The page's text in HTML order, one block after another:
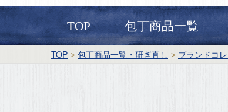
TOP 包丁商品一覧
TOP 包丁商品一覧・研ぎ直し ブランドコ